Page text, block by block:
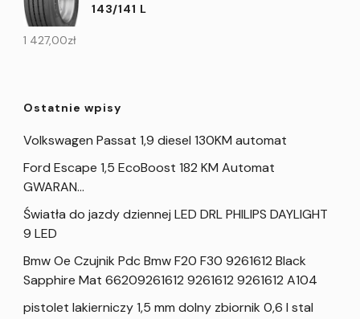
143/141 L
1 427,00zł
Ostatnie wpisy
Volkswagen Passat 1,9 diesel 130KM automat
Ford Escape 1,5 EcoBoost 182 KM Automat
GWARAN…
Światła do jazdy dziennej LED DRL PHILIPS DAYLIGHT
9 LED
Bmw Oe Czujnik Pdc Bmw F20 F30 9261612 Black
Sapphire Mat 66209261612 9261612 9261612 A104
pistolet lakierniczy 1,5 mm dolny zbiornik 0,6 l stal